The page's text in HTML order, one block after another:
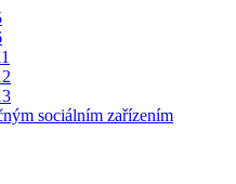
sociálním zařízením